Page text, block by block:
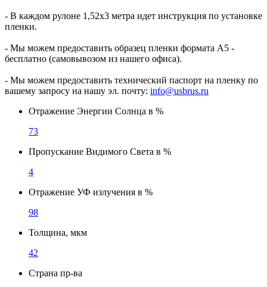
- В каждом рулоне 1,52х3 метра идет инструкция по установке
пленки.
- Мы можем предоставить образец пленки формата А5 -
бесплатно (самовывозом из нашего офиса).
- Мы можем предоставить технический паспорт на пленку по
вашему запросу на нашу эл. почту: info@usbrus.ru
Отражение Энергии Солнца в %
73
Пропускание Видимого Света в %
4
Отражение УФ излучения в %
98
Толщина, мкм
42
Страна пр-ва